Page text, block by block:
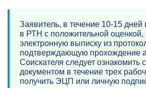
Заявитель, в течение 10-15 дней
в РТН с положительной оценкой,
электронную выписку из
подтверждающую прохождение
Соискателя следует ознакомить
документом в течение трех
получить ЭЦП или личную